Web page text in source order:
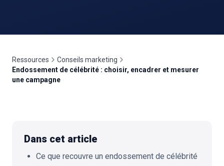
Ressources
Conseils marketing
Endossement de célébrité : choisir, encadrer et mesurer
une campagne
Dans cet article
Ce que recouvre un endossement de célébrité